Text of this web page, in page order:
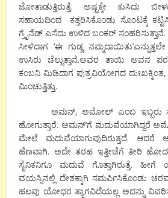
ಜೋತಾಡುತ್ತಿರುತ್ತೆ. ಅಷ್ಟಕ್ಕೇ ಕುಸಿದು
ಸಹಾಯದಿಂದ ಕತ್ತರಿಸಿಕೊಂಡು ಸೊಂಟಕ್ಕೆ
ಗ್ರೈನೆಡ್ ಎಸೆದು ಉಳಿದ ಬಂಕರ್
ಸೀಳಿದಾಗ‘ಈ ಗುಡ್ಡ ನಮ್ಮದಾಯಿತು‘
ಉಸಿರು ಚೆಲ್ಲುತ್ತಾನೆ.ಅವರ ತಾಯಿ ಅವನ
ಕಂಬನಿ ಮಿಡಿದಾಗ ಪುತ್ರವಿಯೋಗದ ದುಃಖಕ್ಕಿಂತ,
ಮಿಂಚುತ್ತಿತ್ತು.
ಅಮನ್,ಅಮೋಲ್ ಎಂಬ ಇಬ್ಬರು
ಹೋಗುತ್ತಾರೆ. ಅಮನ್’ಗೆ ಮದುವೆಯಾಗಿದ್ದರೆ
ಮೇಲೆ ಮದುವೆಯಾಗುವುದಿರುತ್ತದೆ. ಆದರೆ
ಹೆಣವಾಗಿ. ಅದೇ ತರಹ ಇತ್ತೀಚೆಗೆ ತೀರಿ
ಸೈನಿಕನಿಗೂ ಮದುವೆ ಗೊತ್ತಾಗಿರುತ್ತೆ. ಹೀಗೆ
ವಯಸ್ಸಿನಲ್ಲಿ ದೇಶಕ್ಕಾಗಿ ಸಮರ್ಪಿಸಿಕೊಂಡು
ಹಲವು ಯೋಧರ ತ್ಯಾಗವಿದೆಯಲ್ಲ ಅದನ್ನು